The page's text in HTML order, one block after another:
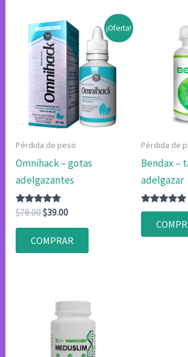
¡Oferta!
Pérdida de peso
Omnihack – gotas
adelgazantes
Valorado
con
4.80
de 5
$78.00El
original
era:
$39.00El
actual
es:
COMPRAR
Pérdida de
Bendax –
adelgazar
Valorado
4.80
de 5